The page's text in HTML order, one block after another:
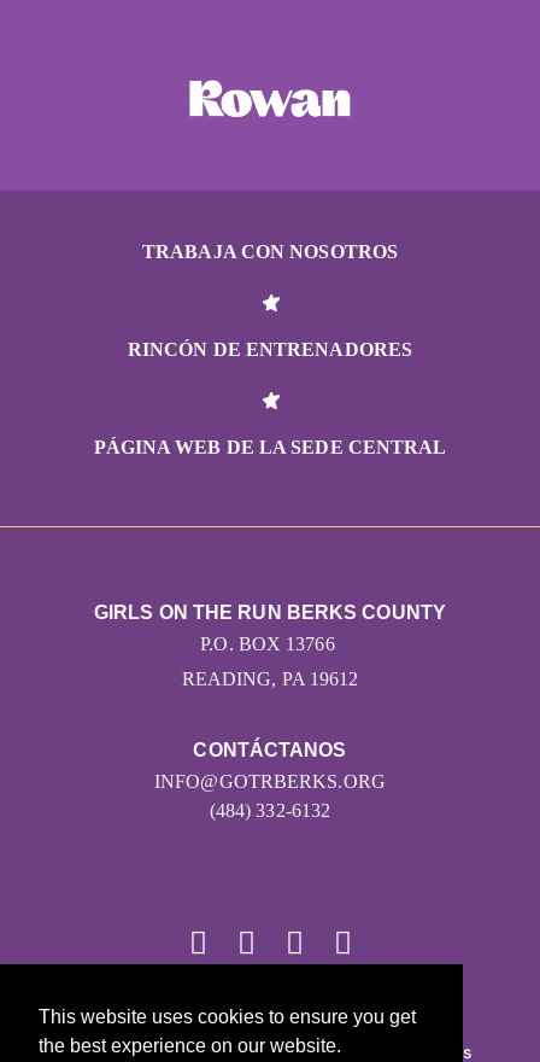
This website uses cookies to ensure you get
the best experience on our website.
TRABAJA CON NOSOTROS
RINCÓN DE ENTRENADORES
PÁGINA WEB DE LA SEDE CENTRAL
CONTÁCTANOS
INFO@GOTRBERKS.ORG
(484) 332-6132
GIRLS ON THE RUN BERKS COUNTY
P.O. BOX 13766
READING, PA 19612
© 2026
Girls on the Run - Todos los derechos reservados